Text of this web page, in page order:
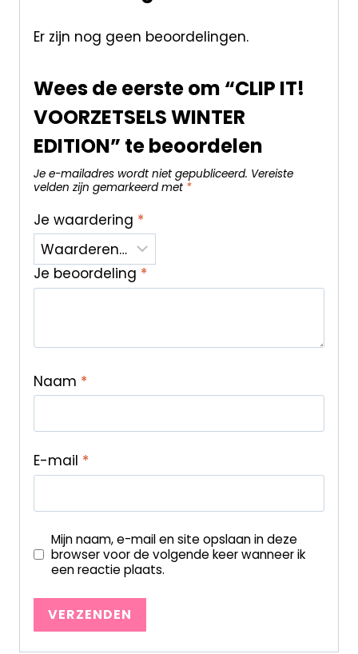
Er zijn nog geen beoordelingen.
Wees de eerste om “CLIP IT!
VOORZETSELS WINTER
EDITION” te beoordelen
Je e-mailadres wordt niet gepubliceerd. Vereiste
velden zijn gemarkeerd met *
Je waardering *
Je beoordeling *
Naam *
E-mail *
Mijn naam, e-mail en site opslaan in deze
browser voor de volgende keer wanneer ik
een reactie plaats.